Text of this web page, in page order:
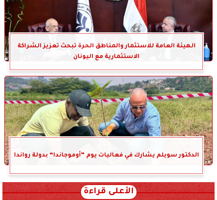
الهيئة العامة للاستثمار والمناطق الحرة تبحث تعزيز الشراكة
الاستثمارية مع اليونان
الدكتور سويلم يشارك في فعاليات يوم “أوموجاندا” بدولة رواندا
الأعلى قراءة